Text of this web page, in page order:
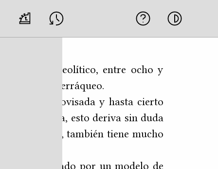
finales del neolítico, entre ocho y
del globo terráqueo.
improvisada y hasta cierto
de la historia, esto deriva sin duda
supuesto, también tiene mucho
hayan optado por un modelo de